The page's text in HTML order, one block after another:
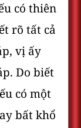
có thiên
rõ tất cả
vị ấy
Do biết
có một
bất khổ